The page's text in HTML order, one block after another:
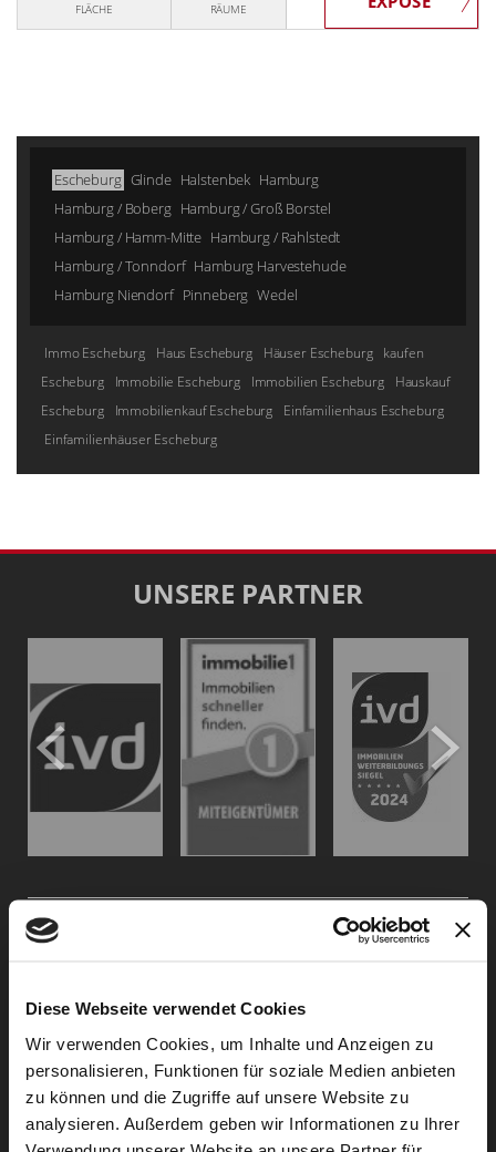
Diese Webseite verwendet Cookies
Wir verwenden Cookies, um Inhalte und Anzeigen zu
personalisieren, Funktionen für soziale Medien anbieten
zu können und die Zugriffe auf unsere Website zu
analysieren. Außerdem geben wir Informationen zu Ihrer
FLÄCHE
RÄUME
Escheburg Glinde Halstenbek Hamburg
Hamburg / Boberg Hamburg / Groß Borstel
Hamburg / Hamm-Mitte Hamburg / Rahlstedt
Hamburg / Tonndorf Hamburg Harvestehude
Hamburg Niendorf Pinneberg Wedel
Immo Escheburg Haus Escheburg Häuser Escheburg
kaufen
Escheburg
Immobilie Escheburg Immobilien Escheburg
Hauskauf
Escheburg
Immobilienkauf Escheburg
Einfamilienhaus Escheburg
Einfamilienhäuser Escheburg
UNSERE PARTNER
KONTAKT
Inh. Carsten Bellingrodt e.K.
Elisenstr. 13
D - 22087 Hamburg
Tel.:040 - 25 133 25